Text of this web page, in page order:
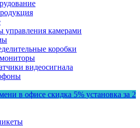
управления камерами
коробки
видеосигнала
в офисе скидка 5% установка за 2